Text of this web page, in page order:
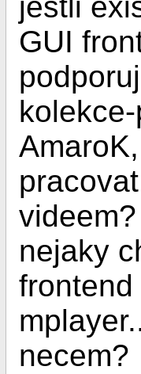
jestli
GUI
nejaky
frontend
necem?